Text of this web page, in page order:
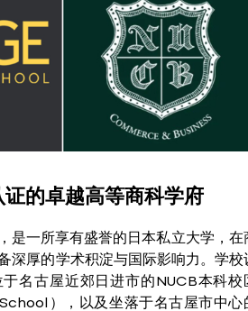
证的卓越高等商科学府
是一所享有盛誉的日本私立大学，在
深厚的学术积淀与国际影响力。学校
名古屋近郊日进市的NUCB本科校
），以及坐落于名古屋市中心